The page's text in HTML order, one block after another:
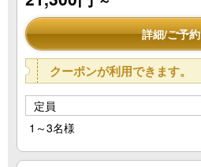
詳細/ご予約
クーポンが利用できます。
定員
1～3名様